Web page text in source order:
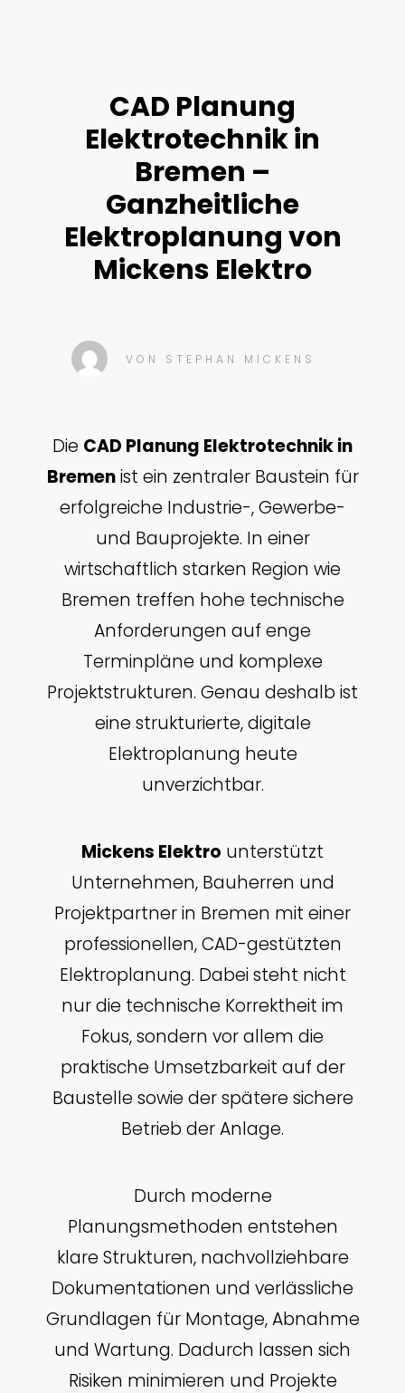
CAD Planung
Elektrotechnik in
Bremen –
Ganzheitliche
Elektroplanung von
Mickens Elektro
VON STEPHAN MICKENS
Die CAD Planung Elektrotechnik in
Bremenist ein zentraler Baustein für
erfolgreiche Industrie-, Gewerbe-
und Bauprojekte. In einer
wirtschaftlich starken Region wie
Bremen treffen hohe technische
Anforderungen auf enge
Terminpläne und komplexe
Projektstrukturen. Genau deshalb ist
eine strukturierte, digitale
Elektroplanung heute
unverzichtbar.
Mickens Elektro unterstützt
Unternehmen, Bauherren und
Projektpartner in Bremen mit einer
professionellen, CAD-gestützten
Elektroplanung. Dabei steht nicht
nur die technische Korrektheit im
Fokus, sondern vor allem die
praktische Umsetzbarkeit auf der
Baustelle sowie der spätere sichere
Betrieb der Anlage.
Durch moderne
Planungsmethoden entstehen
klare Strukturen, nachvollziehbare
Dokumentationen und verlässliche
Grundlagen für Montage, Abnahme
und Wartung. Dadurch lassen sich
Risiken minimieren und Projekte